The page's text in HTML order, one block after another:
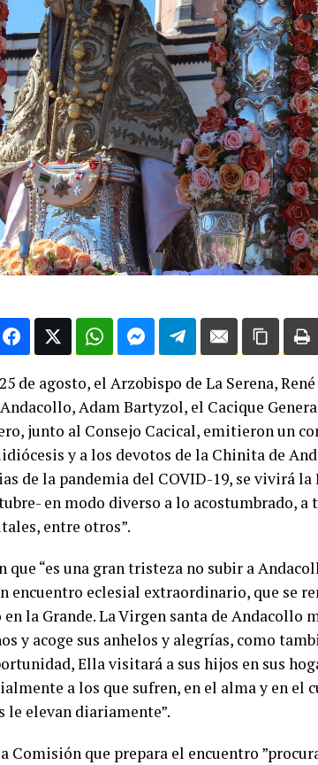
de agosto, el Arzobispo de La Serena,
Adam Bartyzol, el Cacique
junto al Consejo Cacical, emitieron un
y a los devotos de la Chinita de
de la pandemia del COVID-19, se vivirá
en modo diverso a lo acostumbrado, a
entre otros”.
que “es una gran tristeza no subir a
encuentro eclesial extraordinario, que se
la Grande. La Virgen santa de Andacollo
y acoge sus anhelos y alegrías, como
Ella visitará a sus hijos en sus
a los que sufren, en el alma y en el
le elevan diariamente”.
Comisión que prepara el encuentro